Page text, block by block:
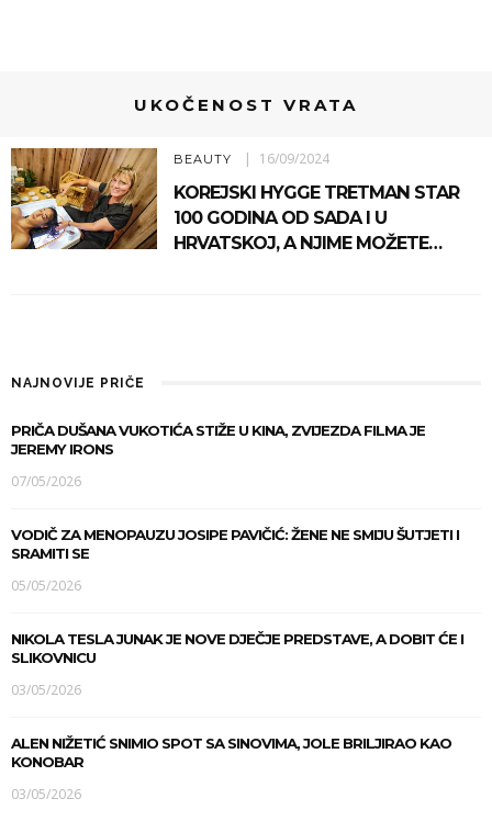
UKOČENOST VRATA
BEAUTY 16/09/2024
KOREJSKI HYGGE TRETMAN STAR
100 GODINA OD SADA I U
HRVATSKOJ, A NJIME MOŽETE…
NAJNOVIJE PRIČE
PRIČA DUŠANA VUKOTIĆA STIŽE U KINA, ZVIJEZDA FILMA JE
JEREMY IRONS
07/05/2026
VODIČ ZA MENOPAUZU JOSIPE PAVIČIĆ: ŽENE NE SMIJU ŠUTJETI I
SRAMITI SE
05/05/2026
NIKOLA TESLA JUNAK JE NOVE DJEČJE PREDSTAVE, A DOBIT ĆE I
SLIKOVNICU
03/05/2026
ALEN NIŽETIĆ SNIMIO SPOT SA SINOVIMA, JOLE BRILJIRAO KAO
KONOBAR
03/05/2026